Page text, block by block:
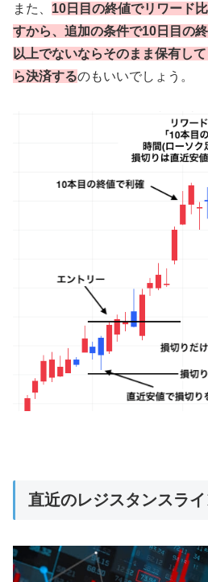
また、 10日目の終値でリワード
すから、追加の条件で10日目の
以上でないならそのまま保有し
ら決済するのもいいでしょう。
直近のレジスタンスラ